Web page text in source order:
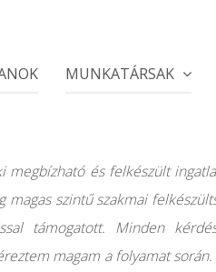
MUNKATÁRSAK
megbízható és felkészült
magas szintű szakmai
támogatott. Minden
magam a folyamat